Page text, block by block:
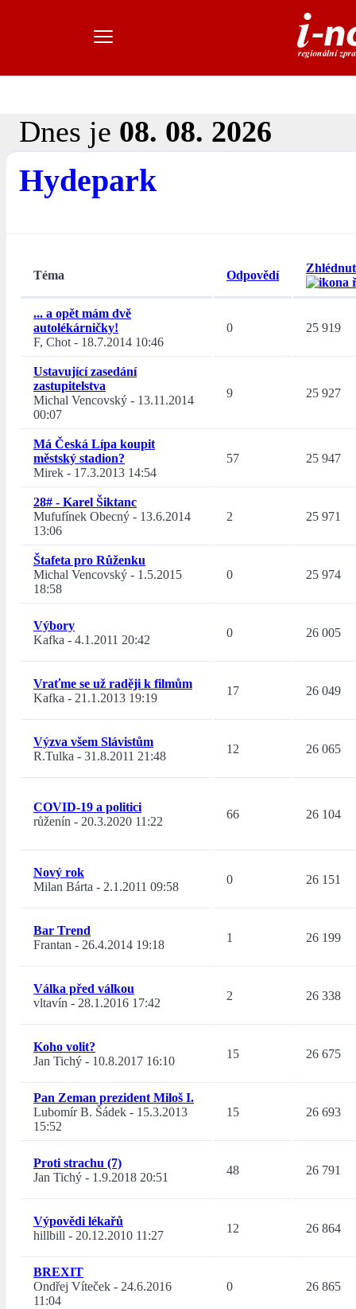
Dnes je 08. 08. 2026
Hydepark
Téma Odpovědí
... a opět mám dvě
autolékárničky!
F, Chot- 18.7.2014 10:46
0 25 919
Ustavující zasedání
zastupitelstva
Michal Vencovský - 13.11.2014
00:07
9 25 927
Má Česká Lípa koupit
městský stadion?
Mirek - 17.3.2013 14:54
57 25 947
28# - Karel Šiktanc
Mufufínek Obecný - 13.6.2014
13:06
2 25 971
Štafeta pro Růženku
Michal Vencovský - 1.5.2015
18:58
0 25 974
Výbory
Kafka - 4.1.2011 20:42
0 26 005
Vraťme se už raději k filmům
Kafka - 21.1.2013 19:19
17 26 049
Výzva všem Slávistům
R.Tulka - 31.8.2011 21:48
12 26 065
COVID-19 a politici
růženín - 20.3.2020 11:22
66 26 104
Nový rok
Milan Bárta - 2.1.2011 09:58
0 26 151
Bar Trend
Frantan - 26.4.2014 19:18
1 26 199
Válka před válkou
vltavín - 28.1.2016 17:42
2 26 338
Koho volit?
Jan Tichý - 10.8.2017 16:10
15 26 675
Pan Zeman prezident Miloš I.
Lubomír B. Šádek - 15.3.2013
15:52
15 26 693
Proti strachu (7)
Jan Tichý - 1.9.2018 20:51
48 26 791
Výpovědi lékařů
hillbill - 20.12.2010 11:27
12 26 864
BREXIT
Ondřej Víteček - 24.6.2016
11:04
0 26 865